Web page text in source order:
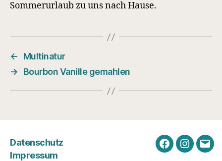
Sommerurlaub zu uns nach Hause.
←
Multinatur
→
Bourbon Vanille gemahlen
Datenschutz
Impressum
FacebookE-